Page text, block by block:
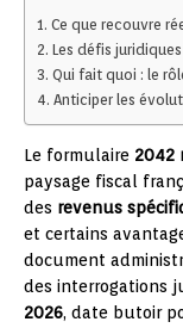
Ce que recouvre
Les défis
Qui fait quoi : le
Anticiper les
Le formulaire 2042
paysage fiscal
des revenus
et certains
document
des interrogations
2026, date butoir